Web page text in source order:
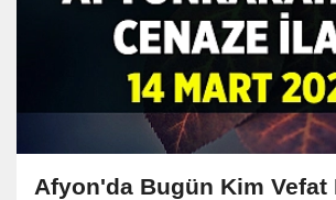
Afyon'da Bugün Kim Vefat